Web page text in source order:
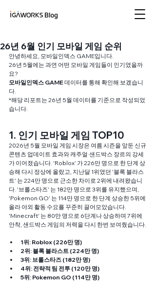
26년 6월 인기 모바일 게임 순위
안녕하세요, 모바일인덱스 GAME입니다.
26년 5월에는 과연 어떤 모바일 게임들이 인기였을까
요?
모바일인덱스 GAME 데이터를 통해 확인해 보겠습니
다.
*해당 리포트는 26년 5월 데이터를 기준으로 작성되었
습니다.
1. 인기 모바일 게임 TOP10
2026년 5월 모바일 게임 시장은 여름 시즌을 앞둔 신규
콘텐츠 업데이트 효과와 캐주얼·샌드박스 장르의 강세
가 이어졌습니다. 'Roblox' 가 226만 명으로 한 단계 상
승해 다시 정상에 올랐고, 지난달 1위였던 '블록 블라스
트' 는 224만 명으로 근소한 차이로 2위에 내려왔습니
다. '브롤스타즈' 는 182만 명으로 3위를 유지했으며,
'Pokemon GO' 는 114만 명으로 한 단계 상승한 5위에
올라 야외 활동 수요를 꾸준히 끌어모았습니다.
'Minecraft' 는 80만 명으로 6단계나 상승하며 7위에
안착, 샌드박스 게임의 저력을 다시 한번 보여줬습니다.
1위: Roblox (226만 명)
2위: 블록 블라스트 (224만 명)
3위: 브롤스타즈 (182만 명)
4위: 전략적 팀 전투 (120만 명)
5위: Pokemon GO (114만 명)